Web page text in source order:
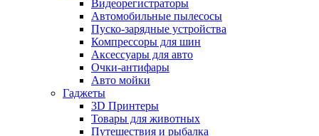
Видеорегистраторы
Автомобильные пылесосы
Пуско-зарядные устройства
Компрессоры для шин
Аксессуары для авто
Очки-антифары
Авто мойки
Гаджеты
3D Принтеры
Товары для животных
Путешествия и рыбалка